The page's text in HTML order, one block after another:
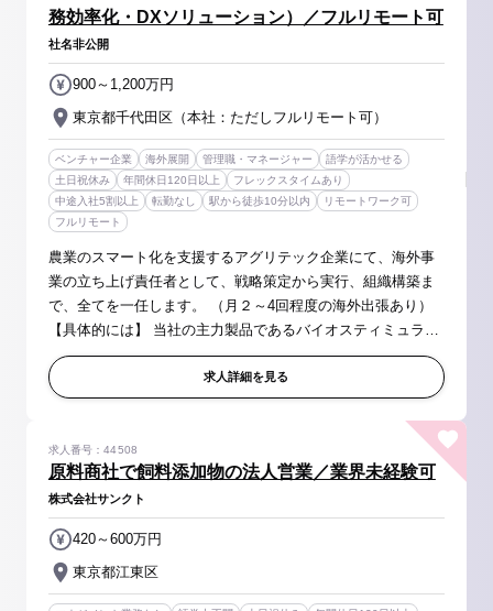
務効率化・DXソリューション）／フルリモート可
社名非公開
東京都千代田区（本社：ただしフルリモート可）
900～1,200万円
ベンチャー企業 海外展開 管理職・マネージャー
語学が活かせる
土日祝休み
年間休日120日以上
フレックスタイムあり
中途入社5割以上
転勤なし 駅から徒歩10分以内
リモートワーク可
フルリモート
農業のスマート化を支援するアグリテック企業にて、海外事
業の立ち上げ責任者として、戦略策定から実行、組織構築ま
で、全てを一任します。 （月２～4回程度の海外出張あり）
【具体的には】 当社の主力製品であるバイオスティミュラン
トを中心に、グローバル市場での成長を牽引いただきます。
■海外事業の戦略立...
求人詳細を見る
原料商社で飼料添加物の法人営業／業界未経験可
求人番号：44508
株式会社サンクト
東京都江東区
420～600万円